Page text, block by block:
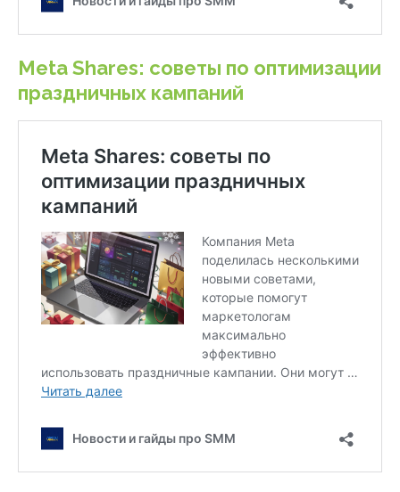
Meta Shares: советы по оптимизации
праздничных кампаний